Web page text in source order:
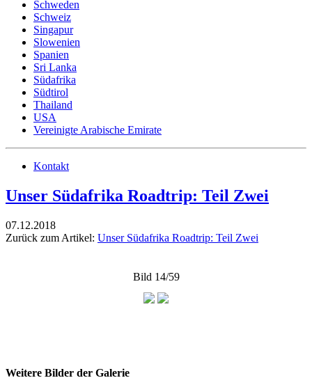
Schweden
Schweiz
Singapur
Slowenien
Spanien
Sri Lanka
Südafrika
Südtirol
Thailand
USA
Vereinigte Arabische Emirate
Kontakt
Unser Südafrika Roadtrip: Teil Zwei
07.12.2018
Zurück zum Artikel: Unser Südafrika Roadtrip: Teil Zwei
Bild 14/59
Weitere Bilder der Galerie